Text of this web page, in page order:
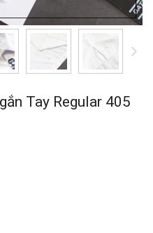
Tay Regular 405